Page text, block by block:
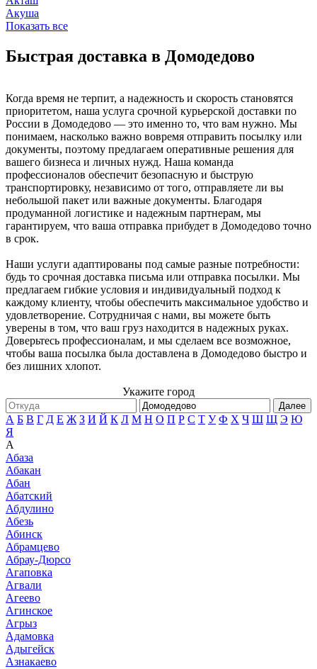
Акуша
Показать все
Быстрая доставка в Домодедово
Когда время не терпит, а надежность и скорость становятся
приоритетом, наша услуга срочной курьерской доставки по
России в Домодедово — это именно то, что вам нужно. Мы
понимаем, насколько важно вовремя отправить посылку или
документы, поэтому предлагаем оперативные решения для
вашего бизнеса и личных нужд. Наша команда
профессионалов обеспечит безопасную и быструю
транспортировку, независимо от того, отправляете ли вы
небольшой пакет или важные документы. Благодаря
продуманной логистике и надежным партнерам, мы
гарантируем, что ваша отправка прибудет в Домодедово точно
в срок.
Наши услуги адаптированы под самые разные потребности:
будь то срочная доставка письма или отправка посылки. Мы
предлагаем гибкие условия и индивидуальный подход к
каждому клиенту, чтобы обеспечить максимальное удобство и
удовлетворение. Сотрудничая с нами, вы можете быть
уверены в том, что ваш груз находится в надежных руках.
Доверьтесь профессионалам, и мы сделаем все возможное,
чтобы ваша посылка была доставлена в Домодедово быстро и
без лишних хлопот.
Укажите город
Далее
А Б В Г Д Е Ж З И Й К Л М Н О П Р С Т У Ф Х Ч Ш Щ Э Ю
Я
А
Абаза
Абакан
Абан
Абатский
Абдулино
Абезь
Абинск
Абрамцево
Абрау-Дюрсо
Агаповка
Агвали
Агеево
Агинское
Агрыз
Адамовка
Адыгейск
Азнакаево